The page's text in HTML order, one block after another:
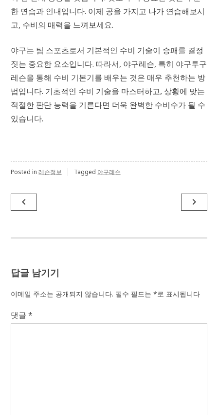
한 연습과 인내입니다. 이제 공을 가지고 나가 연습해보시
고, 수비의 매력을 느껴보세요.
야구는 팀 스포츠로서 기본적인 수비 기술이 승패를 결정
짓는 중요한 요소입니다. 따라서, 야구레슨, 특히 야구투구
레슨을 통해 수비 기본기를 배우는 것은 매우 추천하는 방
법입니다. 기초적인 수비 기술을 마스터하고, 상황에 맞는
적절한 판단 능력을 기른다면 더욱 완벽한 수비수가 될 수
있습니다.
Posted in레슨정보 Tagged 야구레슨
글
탐
navigate_before navigate_next
답글 남기기
이메일 주소는 공개되지 않습니다. 필수 필드는*로 표시됩니다
댓글*